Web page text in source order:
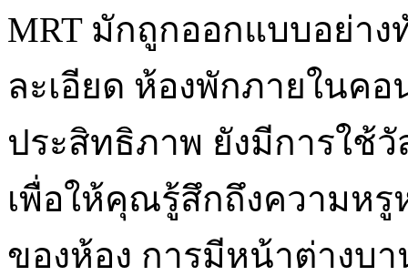
MRT มักถูกออกแบบอย่า
ละเอียด ห้องพักภายในค
ประสิทธิภาพ ยังมีการใช้
เพื่อให้คุณรู้สึกถึงความห
ของห้อง การมีหน้าต่างบ